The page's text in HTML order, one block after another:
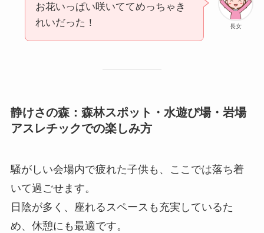
長女
お花いっぱい咲いててめっちゃき
れいだった！
静けさの森：森林スポット・水遊び場・岩場
アスレチックでの楽しみ方
騒がしい会場内で疲れた子供も、ここでは落ち着
いて過ごせます。
日陰が多く、座れるスペースも充実しているた
め、休憩にも最適です。